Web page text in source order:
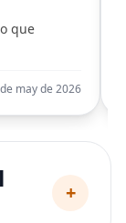
que
may de 2026
+